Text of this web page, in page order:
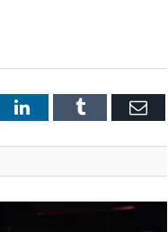
LinkedInTumblr E-